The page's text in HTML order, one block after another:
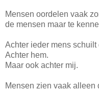
Mensen oordelen vaak
de mensen maar te
Achter ieder mens schuilt
Achter hem.
Maar ook achter mij.
Mensen zien vaak alleen